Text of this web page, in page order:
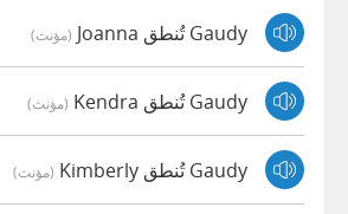
Gaudy تُنطق Joanna (مؤنث)
Gaudy تُنطق Kendra (مؤنث)
Gaudy تُنطق Kimberly (مؤنث)